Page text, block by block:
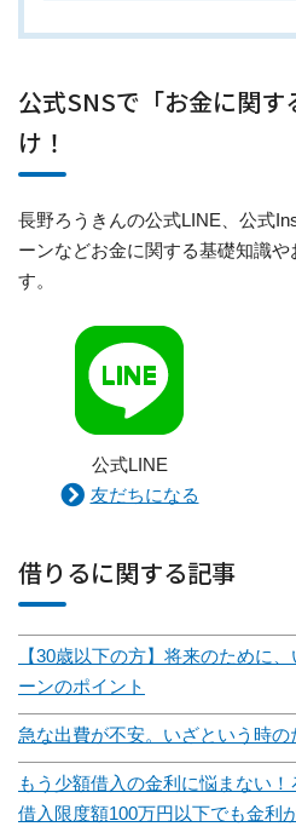
公式SNSで「お金に関
け！
長野ろうきんの公式LINE、公式
ーンなどお金に関する基礎知識
す。
公式LINE
友だちになる
借りるに関する記事
【30歳以下の方】将来のために
ーンのポイント
急な出費が不安。いざという時
もう少額借入の金利に悩まない
借入限度額100万円以下でも金利